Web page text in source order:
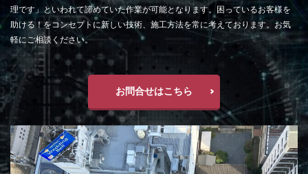
理です」といわれて諦めていた作業が可能となります。困っているお客様を
助ける！をコンセプトに新しい技術、施工方法を常に考えております。お気
軽にご相談ください。
お問合せはこちら